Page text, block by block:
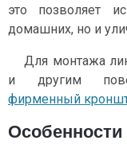
это позволяет
домашних, но и
Для монтажа
и другим
фирменный
Особенности